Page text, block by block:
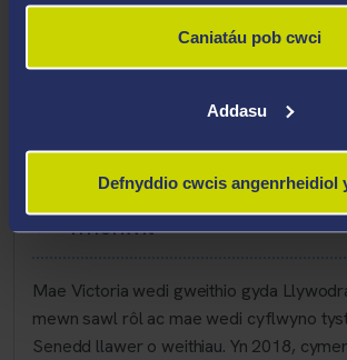
Caniatáu pob cwci
Addasu
Defnyddio cwcis angenrheidiol
Y Gyfraith a’r Dirwedd
Sgiliau Cyfreithiol
Uchafbwyntiau Gyrfa
Ymchwil
Mae Victoria wedi gweithio gyda
mewn sawl rôl ac mae wedi cyflwyno
Senedd llawer o weithiau. Yn 2018,